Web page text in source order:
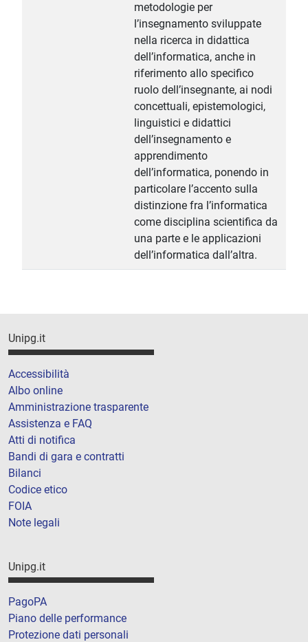
metodologie per
l’insegnamento sviluppate
nella ricerca in didattica
dell’informatica, anche in
riferimento allo specifico
ruolo dell’insegnante, ai nodi
concettuali, epistemologici,
linguistici e didattici
dell’insegnamento e
apprendimento
dell’informatica, ponendo in
particolare l’accento sulla
distinzione fra l’informatica
come disciplina scientifica da
una parte e le applicazioni
dell’informatica dall’altra.
Unipg.it
Accessibilità
Albo online
Amministrazione trasparente
Assistenza e FAQ
Atti di notifica
Bandi di gara e contratti
Bilanci
Codice etico
FOIA
Note legali
Unipg.it
PagoPA
Piano delle performance
Protezione dati personali